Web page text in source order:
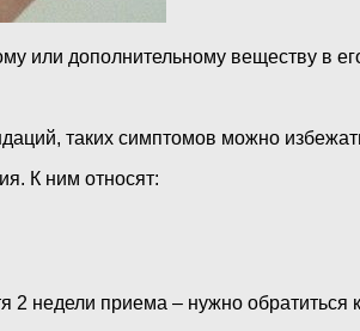
или дополнительному веществу в
таких симптомов можно
К ним относят:
недели приема – нужно обратиться